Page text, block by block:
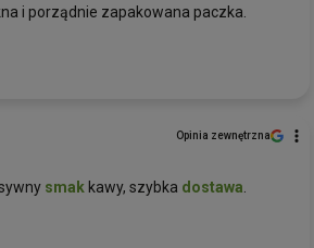
i porządnie zapakowana paczka.
Opinia zewnętrzna
smak kawy, szybka dostawa.